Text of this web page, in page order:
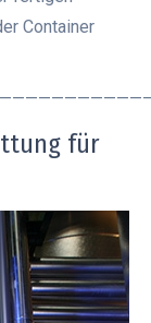
Container
für